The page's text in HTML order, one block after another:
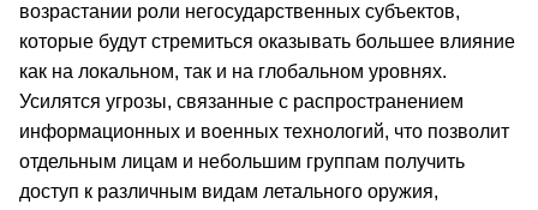
возрастании роли негосударственных субъектов,
которые будут стремиться оказывать большее влияние
как на локальном, так и на глобальном уровнях.
Усилятся угрозы, связанные с распространением
информационных и военных технологий, что позволит
отдельным лицам и небольшим группам получить
доступ к различным видам летального оружия,